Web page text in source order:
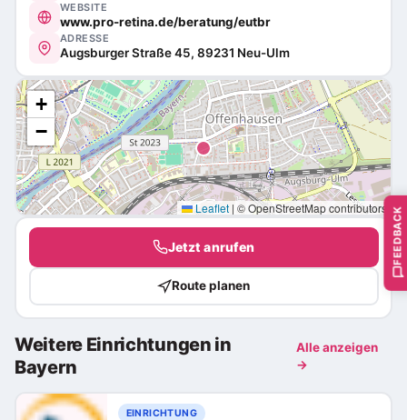
WEBSITE
www.pro-retina.de/beratung/eutbr
ADRESSE
Augsburger Straße 45, 89231 Neu-Ulm
+
−
Leaflet | © OpenStreetMap contributors
Jetzt anrufen
Route planen
Weitere Einrichtungen in
Bayern
Alle anzeigen
→
EINRICHTUNG
FEEDBACK